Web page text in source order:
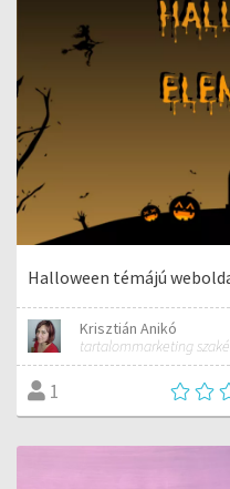
Halloween témájú
Krisztián Anikó
tartalommarketing
1